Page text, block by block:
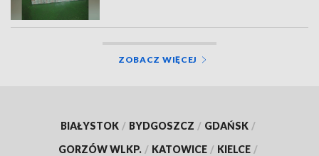
ZOBACZ WIĘCEJ
BIAŁYSTOK / BYDGOSZCZ / GDAŃSK /
GORZÓW WLKP. / KATOWICE / KIELCE /